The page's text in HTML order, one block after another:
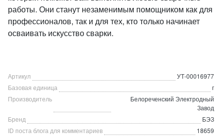
работы. Они станут незаменимым помощником как для
профессионалов, так и для тех, кто только начинает
осваивать искусство сварки.
Артикул
УТ-00016977
Базовая единица
г
Производитель
Белореченский Электродный
Завод
Бренд
БЭЗ
ID поста блога для комментариев
18659